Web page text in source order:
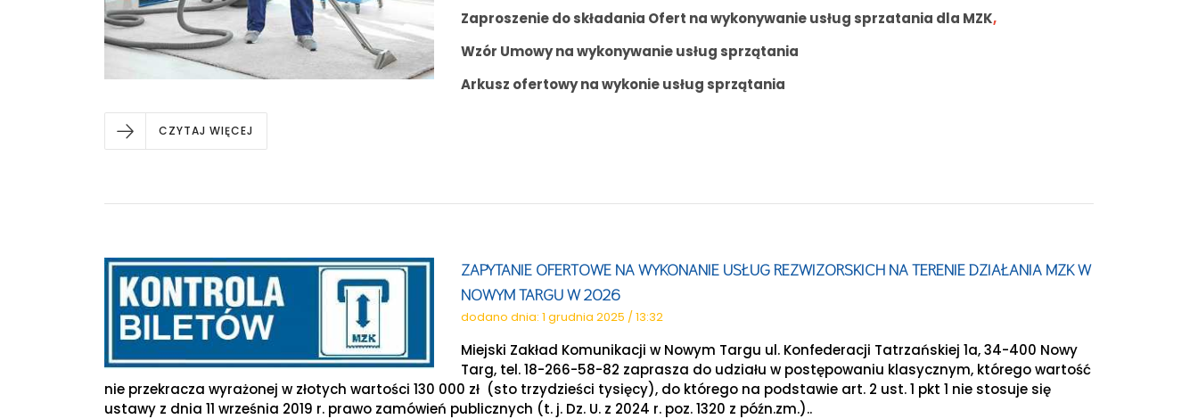
Zaproszenie do składania Ofert na wykonywanie usług sprzatania dla MZK,
Wzór Umowy na wykonywanie usług sprzątania
Arkusz ofertowy na wykonie usług sprzątania
CZYTAJ WIĘCEJ
ZAPYTANIE OFERTOWE NA WYKONANIE USŁUG REZWIZORSKICH NA TERENIE DZIAŁANIA MZK W
NOWYM TARGU W 2026
dodano dnia: 1 grudnia 2025 / 13:32
Miejski Zakład Komunikacji w Nowym Targu ul. Konfederacji Tatrzańskiej 1a, 34-400 Nowy
Targ, tel. 18-266-58-82 zaprasza do udziału w postępowaniu klasycznym, którego wartość
nie przekracza wyrażonej w złotych wartości 130 000 zł (sto trzydzieści tysięcy), do którego na podstawie art. 2 ust. 1 pkt 1 nie stosuje się
ustawy z dnia 11 września 2019 r. prawo zamówień publicznych (t. j. Dz. U. z 2024 r. poz. 1320 z późn.zm.)..